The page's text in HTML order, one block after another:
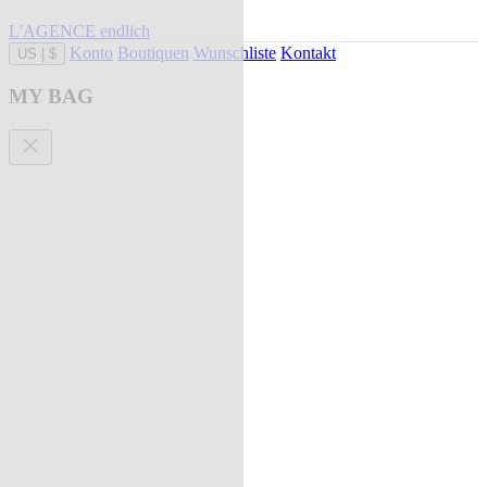
L'AGENCE endlich
US $ Konto Boutiquen Wunschliste Kontakt
MY BAG